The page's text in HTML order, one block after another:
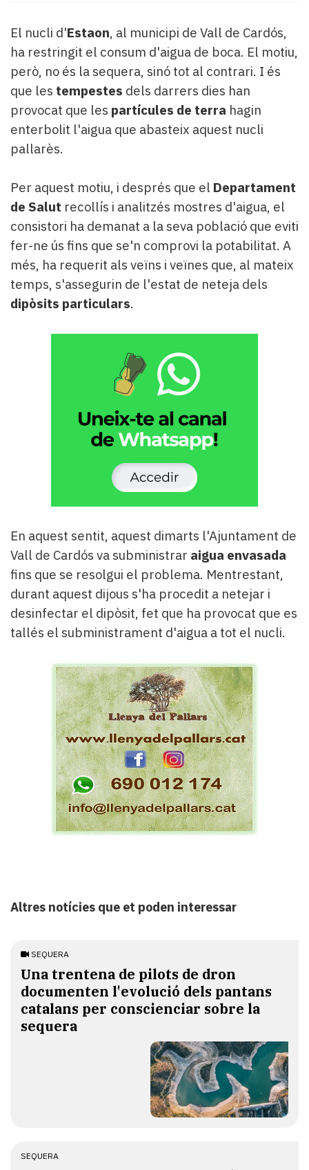
patrocinat
Lo
més
llegit...
Editorial
El nucli d'Estaon, al municipi de Vall de Cardós,
ha restringit el consum d'aigua de boca. El motiu,
però, no és la sequera, sinó tot al contrari. I és
que les tempestes dels darrers dies han
provocat que les partícules de terra hagin
enterbolit l'aigua que abasteix aquest nucli
pallarès.
Per aquest motiu, i després que el Departament
de Salut recollís i analitzés mostres d'aigua, el
consistori ha demanat a la seva població que eviti
fer-ne ús fins que se'n comprovi la potabilitat. A
més, ha requerit als veïns i veïnes que, al mateix
temps, s'assegurin de l'estat de neteja dels
dipòsits particulars.
En aquest sentit, aquest dimarts l'Ajuntament de
Vall de Cardós va subministrar aigua envasada
fins que se resolgui el problema. Mentrestant,
durant aquest dijous s'ha procedit a netejar i
desinfectar el dipòsit, fet que ha provocat que es
tallés el subministrament d'aigua a tot el nucli.
Altres notícies que et poden interessar
SEQUERA
Una trentena de pilots de dron
documenten l'evolució dels pantans
catalans per conscienciar sobre la
sequera
SEQUERA